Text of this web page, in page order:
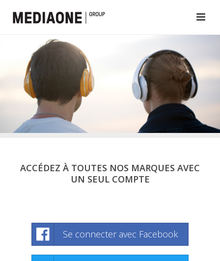
ACCÉDEZ À TOUTES NOS MARQUES AVEC
UN SEUL COMPTE
Se connecter avec Facebook